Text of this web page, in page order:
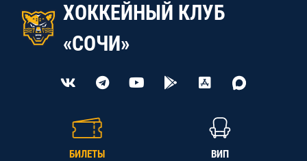
ХОККЕЙНЫЙ КЛУБ
«СОЧИ»
БИЛЕТЫ ВИП